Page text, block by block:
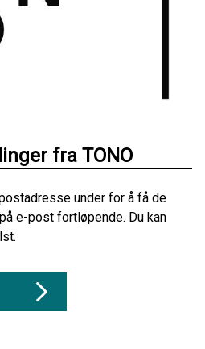
fra TONO
under for å få de
e-post fortløpende. Du kan